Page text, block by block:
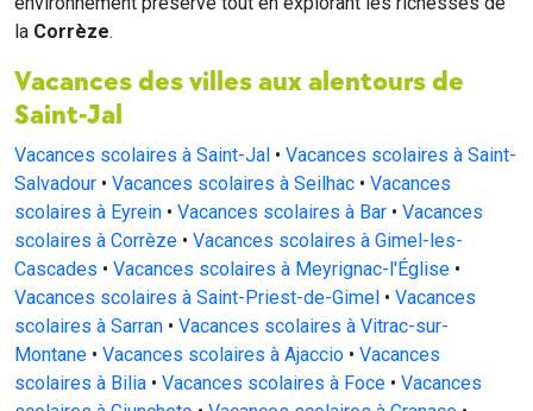
la Corrèze.
Vacances des villes aux alentours de
Saint-Jal
Vacances scolaires à Saint-Jal • Vacances scolaires à Saint-
Salvadour • Vacances scolaires à Seilhac • Vacances
scolaires à Eyrein • Vacances scolaires à Bar • Vacances
scolaires à Corrèze • Vacances scolaires à Gimel-les-
Cascades • Vacances scolaires à Meyrignac-l'Église •
Vacances scolaires à Saint-Priest-de-Gimel • Vacances
scolaires à Sarran • Vacances scolaires à Vitrac-sur-
Montane • Vacances scolaires à Ajaccio • Vacances
scolaires à Bilia • Vacances scolaires à Foce • Vacances